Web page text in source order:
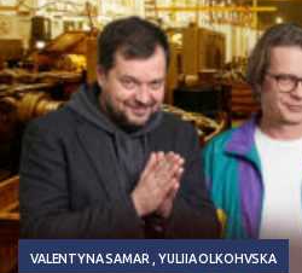
VALENTYNA SAMAR YULIIA OLKOHVSKA